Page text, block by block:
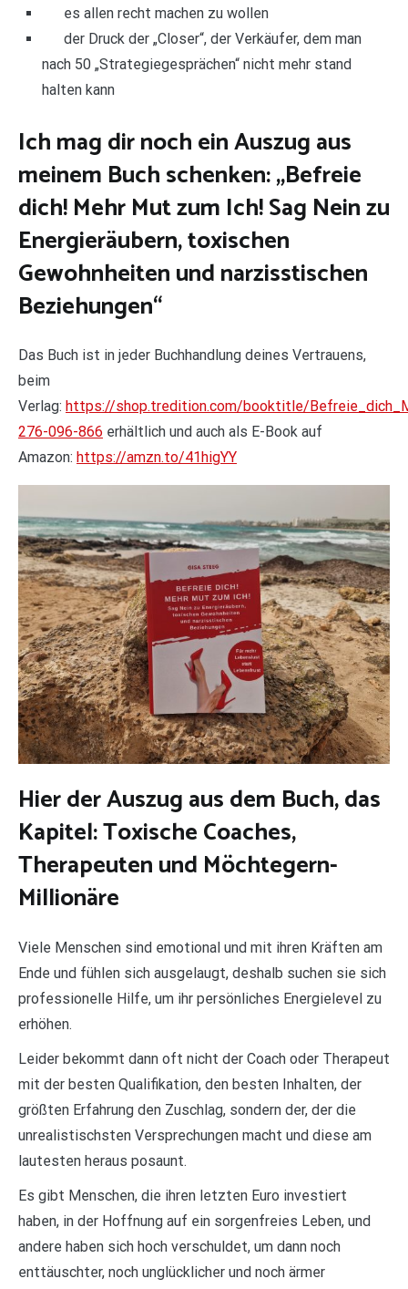
es allen recht machen zu wollen
der Druck der „Closer“, der Verkäufer, dem man
nach 50 „Strategiegesprächen“ nicht mehr stand
halten kann
Ich mag dir noch ein Auszug aus
meinem Buch schenken: „Befreie
dich! Mehr Mut zum Ich! Sag Nein zu
Energieräubern, toxischen
Gewohnheiten und narzisstischen
Beziehungen“
Das Buch ist in jeder Buchhandlung deines Vertrauens,
beim
Verlag: https://shop.tredition.com/booktitle/
276-096-866 erhältlich und auch als E-Book auf
Amazon: https://amzn.to/41higYY
Hier der Auszug aus dem Buch, das
Kapitel: Toxische Coaches,
Therapeuten und Möchtegern-
Millionäre
Viele Menschen sind emotional und mit ihren Kräften am
Ende und fühlen sich ausgelaugt, deshalb suchen sie sich
professionelle Hilfe, um ihr persönliches Energielevel zu
erhöhen.
Leider bekommt dann oft nicht der Coach oder Therapeut
mit der besten Qualifikation, den besten Inhalten, der
größten Erfahrung den Zuschlag, sondern der, der die
unrealistischsten Versprechungen macht und diese am
lautesten heraus posaunt.
Es gibt Menschen, die ihren letzten Euro investiert
haben, in der Hoffnung auf ein sorgenfreies Leben, und
andere haben sich hoch verschuldet, um dann noch
enttäuschter, noch unglücklicher und noch ärmer